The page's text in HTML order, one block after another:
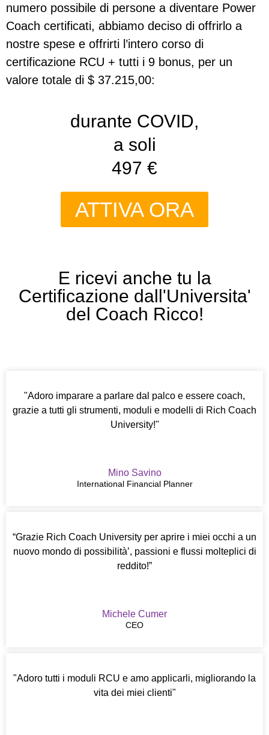
numero possibile di persone a diventare Power
Coach certificati, abbiamo deciso di offrirlo a
nostre spese e offrirti l’intero corso di
certificazione RCU + tutti i 9 bonus, per un
valore totale di $ 37.215,00:
durante COVID,
a soli
497 €
ATTIVA ORA
E ricevi anche tu la
Certificazione dall'Universita'
del Coach Ricco!
"Adoro imparare a parlare dal palco e essere coach,
grazie a tutti gli strumenti, moduli e modelli di Rich Coach
University!"
Mino Savino
International Financial Planner
“Grazie Rich Coach University per aprire i miei occhi a un
nuovo mondo di possibilità’, passioni e flussi molteplici di
reddito!”
Michele Cumer
CEO
"Adoro tutti i moduli RCU e amo applicarli, migliorando la
vita dei miei clienti"